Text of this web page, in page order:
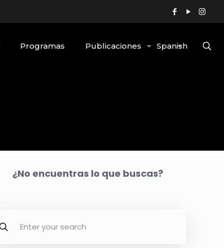
Programas Publicaciones Spanish
¿No encuentras lo que buscas?